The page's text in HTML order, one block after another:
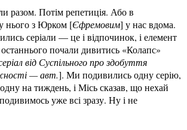
разом. Потім репетиція. Або в
нього з Юрком [Єфремовим] у нас вдома.
серіали — це і відпочинок, і елемент
останнього почали дивитись «Колапс»
від Суспільного про здобуття
— авт.]. Ми подивились одну серію,
на тиждень, і Місь сказав, що нехай
уже всі зразу. Ну і не